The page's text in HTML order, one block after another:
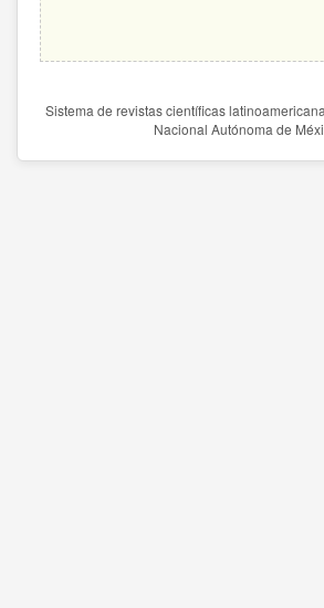
Sistema de revistas científicas
Nacional Autónoma de